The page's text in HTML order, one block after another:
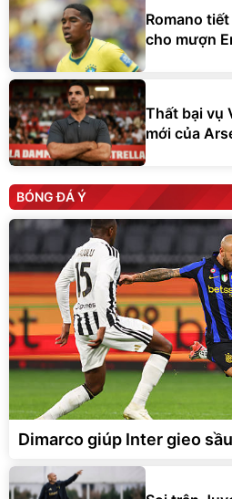
Romano
cho mượn
Thất bại vụ
mới của
BÓNG ĐÁ Ý
Dimarco giúp Inter gieo